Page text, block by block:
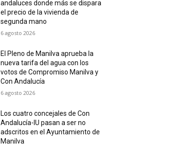
andaluces donde más se dispara
el precio de la vivienda de
segunda mano
6 agosto 2026
El Pleno de Manilva aprueba la
nueva tarifa del agua con los
votos de Compromiso Manilva y
Con Andalucía
6 agosto 2026
Los cuatro concejales de Con
Andalucía-IU pasan a ser no
adscritos en el Ayuntamiento de
Manilva